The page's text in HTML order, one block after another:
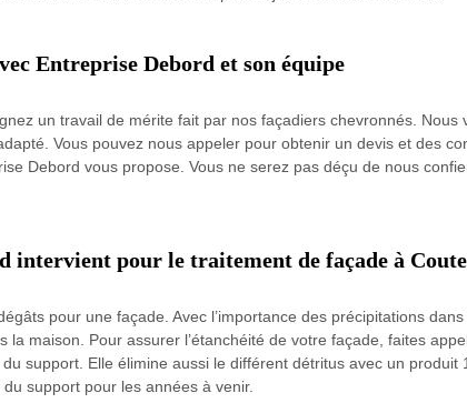
Entreprise Debord et son équipe
un travail de mérite fait par nos façadiers chevronnés.
Vous pouvez nous appeler pour obtenir un devis et des
Debord vous propose. Vous ne serez pas déçu de nous
intervient pour le traitement de façade à
pour une façade. Avec l’importance des précipitations
la maison. Pour assurer l’étanchéité de votre façade, faites
support. Elle élimine aussi le différent détritus avec un
support pour les années à venir.